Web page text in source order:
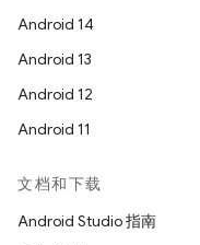
Android 14
Android 13
Android 12
Android 11
文档和下载
Android Studio 指南